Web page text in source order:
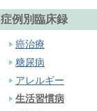
症例別臨床録
癌治療
糖尿病
アレルギー
生活習慣病